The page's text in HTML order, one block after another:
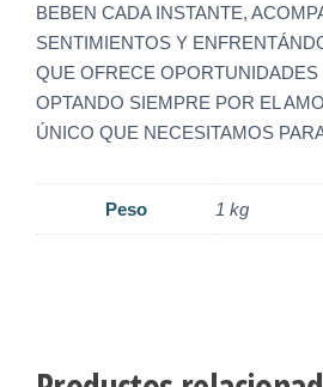
BEBEN CADA INSTANTE,
SENTIMIENTOS Y
QUE OFRECE
OPTANDO SIEMPRE POR EL
ÚNICO QUE NECESITAMOS
Peso 1 kg